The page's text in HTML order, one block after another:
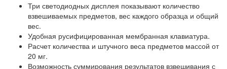
Три светодиодных дисплея показывают количество
взвешиваемых предметов, вес каждого образца и общий
вес.
Удобная русифицированная мембранная клавиатура.
Расчет количества и штучного веса предметов массой от
20 мг.
Возможность суммирования результатов взвешивания с